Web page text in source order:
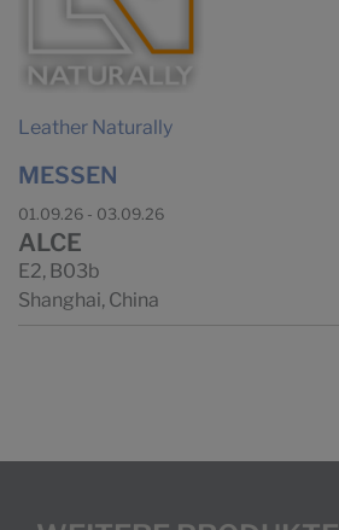
Leather Naturally
MESSEN
01.09.26 - 03.09.26
ALCE
E2, B03b
Shanghai, China